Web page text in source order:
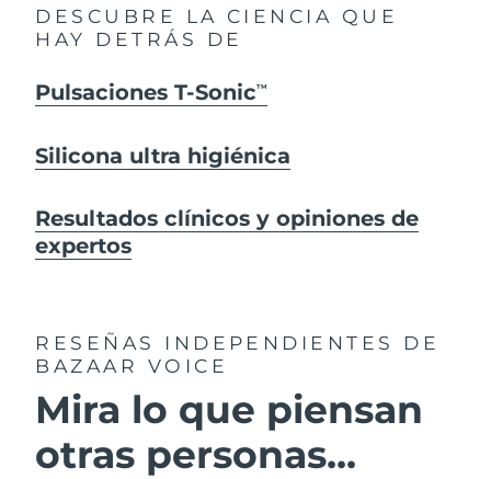
DESCUBRE LA CIENCIA QUE
HAY DETRÁS DE
Pulsaciones T-SonicTM
Silicona ultra higiénica
Resultados clínicos y opiniones de
expertos
RESEÑAS INDEPENDIENTES
DE
BAZAAR VOICE
Mira lo que piensan
otras personas...